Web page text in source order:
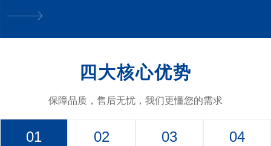
四大核心优势
保障品质，售后无忧，我们更懂您的需求
01 02 03 04